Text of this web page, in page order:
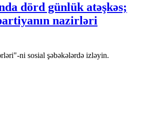
dörd günlük atəşkəs;
nazirləri
ni sosial şəbəkələrdə izləyin.